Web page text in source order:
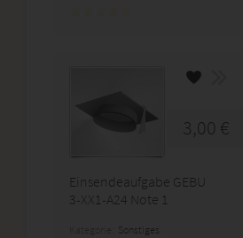
3,00 €
Einsendeaufgabe GEBU
3-XX1-A24 Note 1
Sonstiges